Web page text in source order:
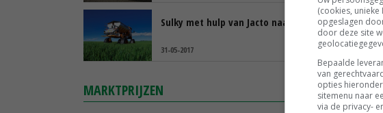
Sulky met hulp van Jacto naar Brazilië
31-05-2017
MARKTPRIJZEN
(cookies,
opgeslagen
door deze site
Bepaalde
van
opties
sitemenu naar
via de privacy-